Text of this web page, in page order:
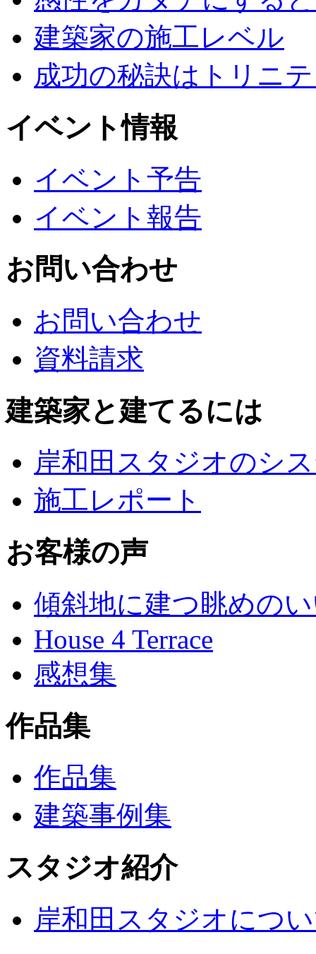
建築家の施工レベル
成功の秘訣はトリニ
イベント情報
イベント予告
イベント報告
お問い合わせ
お問い合わせ
資料請求
建築家と建てるには
岸和田スタジオのシ
施工レポート
お客様の声
傾斜地に建つ眺めの
House 4 Terrace
感想集
作品集
作品集
建築事例集
スタジオ紹介
岸和田スタジオにつ